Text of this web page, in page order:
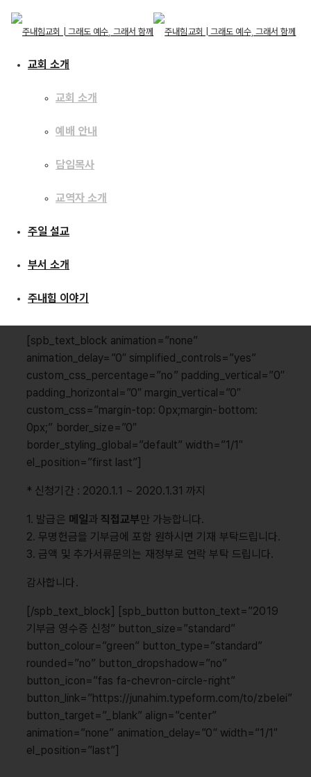
교회 소개
교회 소개
교역자 소개
주일 설교
부서 소개
주내힘 이야기
교회 소개
교회 소개
예배 안내
담임목사
교역자 소개
주일 설교
부서 소개
주내힘 이야기
2019년 연말정산 기부금
[spb_text_block animation=”none”
animation_delay=”0″ simplified_controls=”yes”
custom_css_percentage=”no” padding_vertical=”0″
padding_horizontal=”0″ margin_vertical=”0″
custom_css=”margin-top: 0px;margin-bottom:
0px;” border_size=”0″
border_styling_global=”default” width=”1/1″
el_position=”first last”]
* 신청기간 : 2020.1.1 ~ 2020.1.31 까지
1. 발급은 메일과 직접교부만 가능합니다.
2. 무명헌금을 기부금에 포함 원하시면 기재 부탁드립니다.
3. 금액 및 추가서류문의는 재정부로 연락 부탁 드립니다.
감사합니다.
[/spb_text_block] [spb_button button_text=”2019
기부금 영수증 신청” button_size=”standard”
button_colour=”green” button_type=”standard”
rounded=”no” button_dropshadow=”no”
button_icon=”fas fa-chevron-circle-right”
button_link=”https://junahim.typeform.com/to/zbeIei”
button_target=”_blank” align=”center”
animation=”none” animation_delay=”0″ width=”1/1″
el_position=”last”]